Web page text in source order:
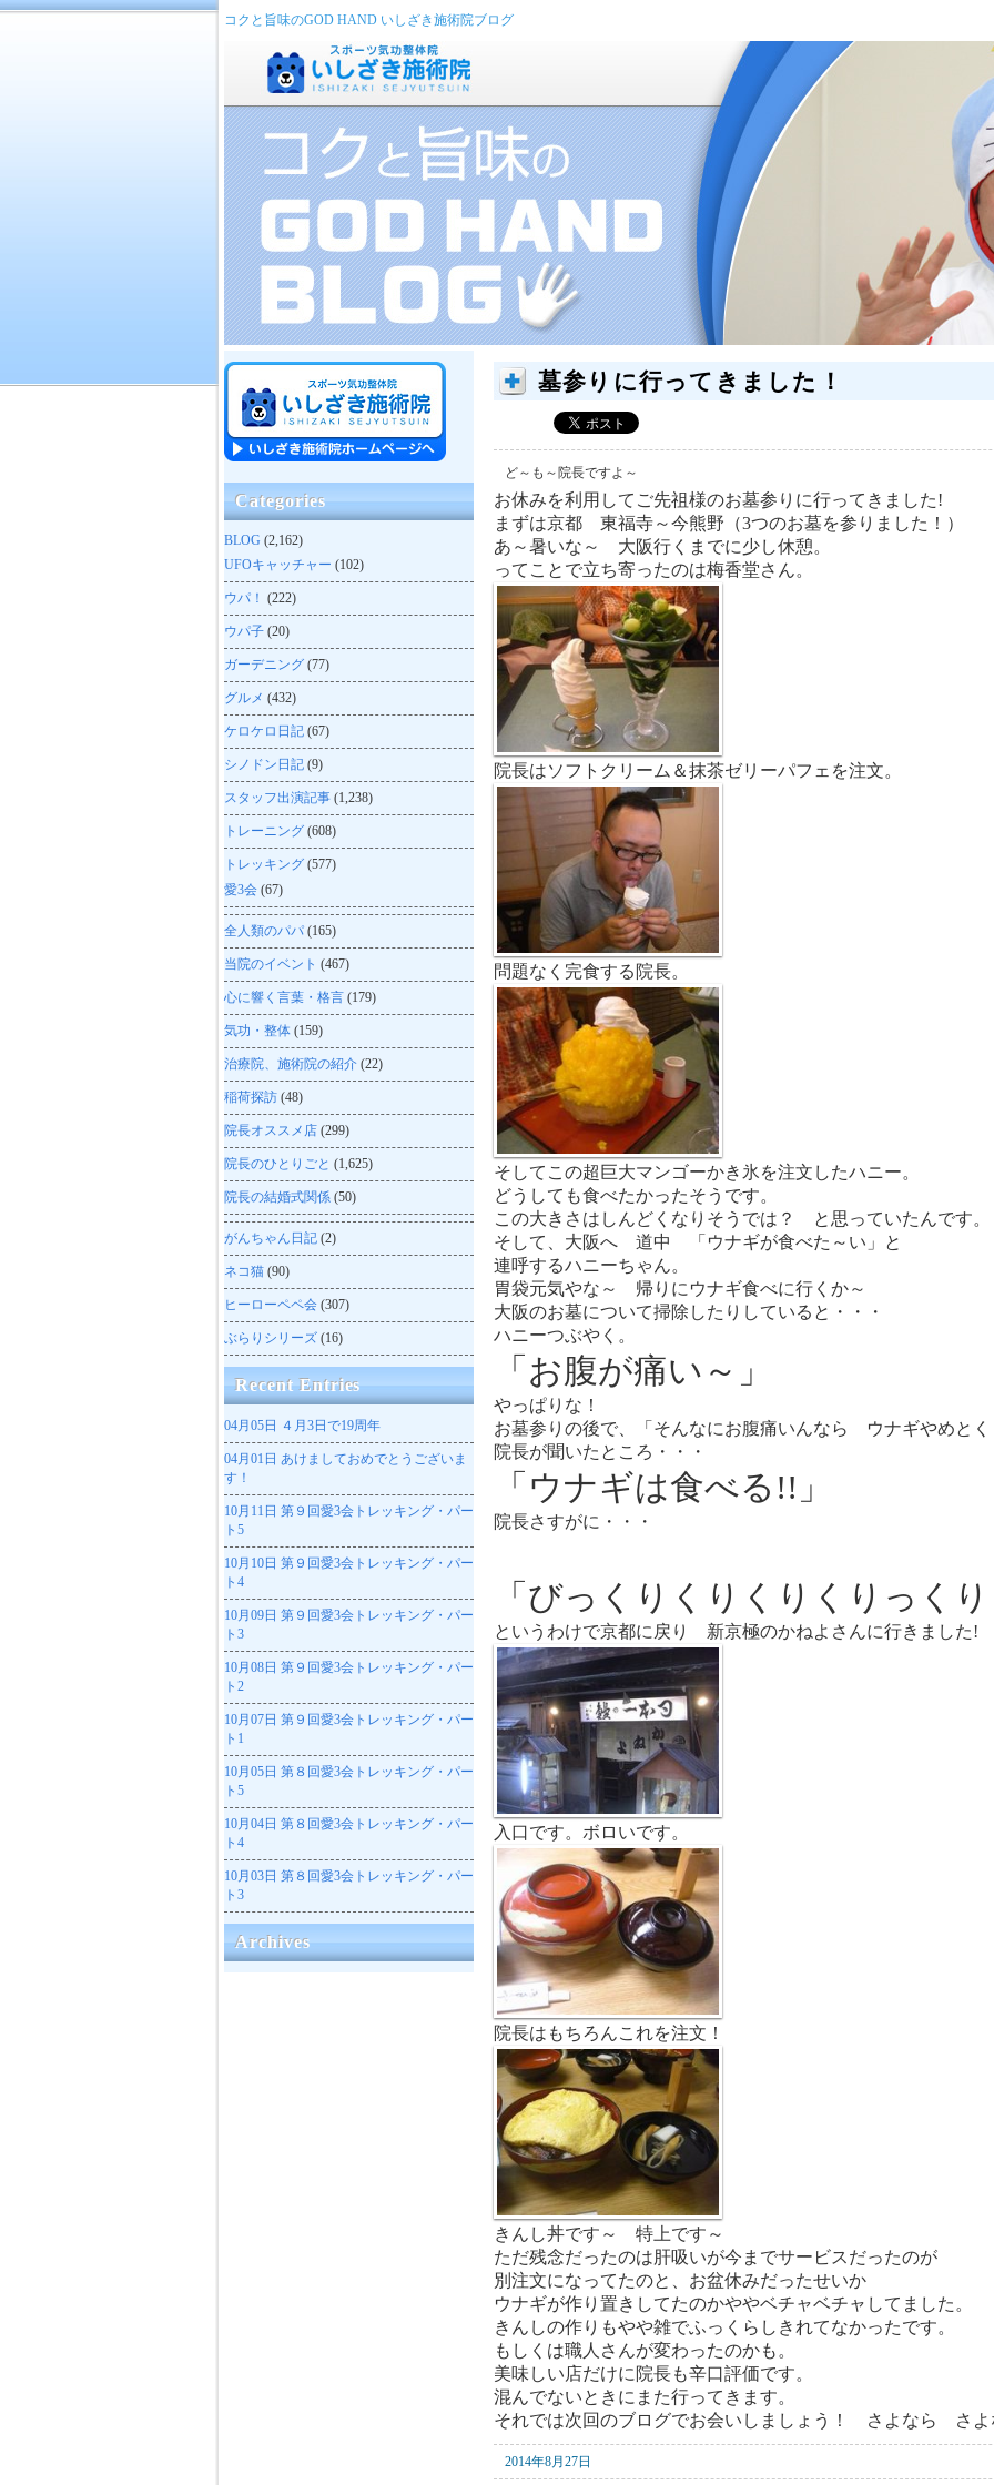
コクと旨味のGOD HAND いしざき施術院ブログ
墓参りに行ってきました！
ど～も～院長ですよ～
お休みを利用してご先祖様のお墓参りに行ってきました!
まずは京都 東福寺～今熊野（3つのお墓を参りました！）
あ～暑いな～ 大阪行くまでに少し休憩。
ってことで立ち寄ったのは梅香堂さん。
院長はソフトクリーム＆抹茶ゼリーパフェを注文。
問題なく完食する院長。
そしてこの超巨大マンゴーかき氷を注文したハニー。
どうしても食べたかったそうです。
この大きさはしんどくなりそうでは？ と思っていたんです。
そして、大阪へ 道中 「ウナギが食べた～い」と
連呼するハニーちゃん。
胃袋元気やな～ 帰りにウナギ食べに行くか～
大阪のお墓について掃除したりしていると・・・
ハニーつぶやく。
「お腹が痛い～」
やっぱりな！
お墓参りの後で、「そんなにお腹痛いんなら ウナギやめとく
院長が聞いたところ・・・
「ウナギは食べる!!」
院長さすがに・・・
「びっくりくりくりくりっく
というわけで京都に戻り 新京極のかねよさんに行きました!
入口です。ボロいです。
院長はもちろんこれを注文！
きんし丼です～ 特上です～
ただ残念だったのは肝吸いが今までサービスだったのが
別注文になってたのと、お盆休みだったせいか
ウナギが作り置きしてたのかややベチャベチャしてました。
きんしの作りもやや雑でふっくらしきれてなかったです。
もしくは職人さんが変わったのかも。
美味しい店だけに院長も辛口評価です。
混んでないときにまた行ってきます。
それでは次回のブログでお会いしましょう！ さよなら さ
2014年8月27日
Categories
BLOG (2,162)
UFOキャッチャー (102)
ウパ！ (222)
ウパ子 (20)
ガーデニング (77)
グルメ (432)
ケロケロ日記 (67)
シノドン日記 (9)
スタッフ出演記事 (1,238)
トレーニング (608)
トレッキング (577)
愛3会 (67)
全人類のパパ (165)
当院のイベント (467)
心に響く言葉・格言 (179)
気功・整体 (159)
治療院、施術院の紹介 (22)
稲荷探訪 (48)
院長オススメ店 (299)
院長のひとりごと (1,625)
院長の結婚式関係 (50)
がんちゃん日記 (2)
ネコ猫 (90)
ヒーローペペ会 (307)
ぶらりシリーズ (16)
Recent Entries
04月05日 ４月3日で19周年
04月01日 あけましておめでとうございま
す！
10月11日 第９回愛3会トレッキング・パー
ト5
10月10日 第９回愛3会トレッキング・パー
ト4
10月09日 第９回愛3会トレッキング・パー
ト3
10月08日 第９回愛3会トレッキング・パー
ト2
10月07日 第９回愛3会トレッキング・パー
ト1
10月05日 第８回愛3会トレッキング・パー
ト5
10月04日 第８回愛3会トレッキング・パー
ト4
10月03日 第８回愛3会トレッキング・パー
ト3
Archives